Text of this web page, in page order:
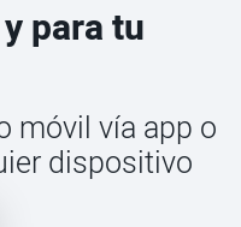
para tu
móvil vía app o
dispositivo